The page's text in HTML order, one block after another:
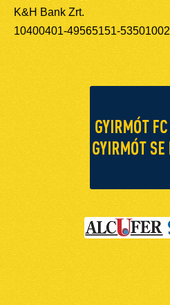
K&H Bank Zrt.
10400401-49565151-53501002